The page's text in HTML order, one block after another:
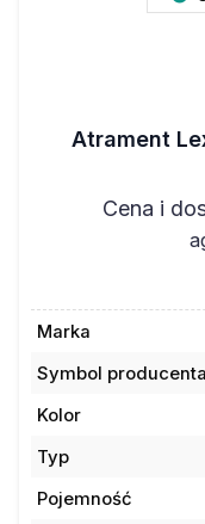
Atrament
Cena i
Marka
Symbol producenta
Kolor
Typ
Pojemność